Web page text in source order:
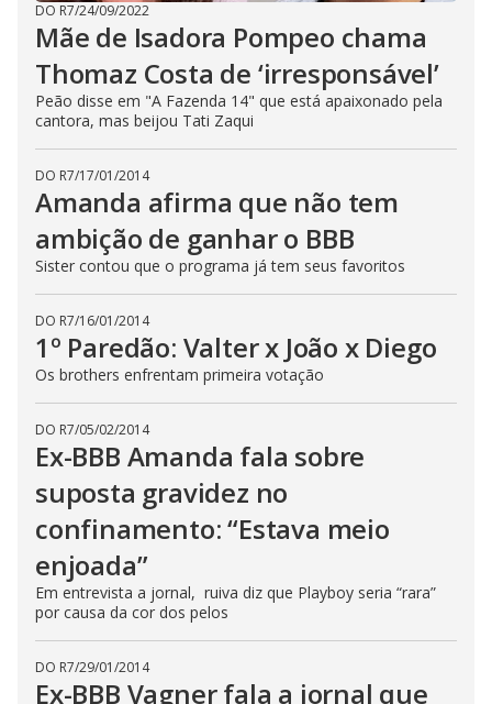
DO R7/24/09/2022
Mãe de Isadora Pompeo chama
Thomaz Costa de ‘irresponsável’
Peão disse em "A Fazenda 14" que está apaixonado pela
cantora, mas beijou Tati Zaqui
DO R7/17/01/2014
Amanda afirma que não tem
ambição de ganhar o BBB
Sister contou que o programa já tem seus favoritos
DO R7/16/01/2014
1º Paredão: Valter x João x Diego
Os brothers enfrentam primeira votação
DO R7/05/02/2014
Ex-BBB Amanda fala sobre
suposta gravidez no
confinamento: “Estava meio
enjoada”
Em entrevista a jornal, ruiva diz que Playboy seria “rara”
por causa da cor dos pelos
DO R7/29/01/2014
Ex-BBB Vagner fala a jornal que